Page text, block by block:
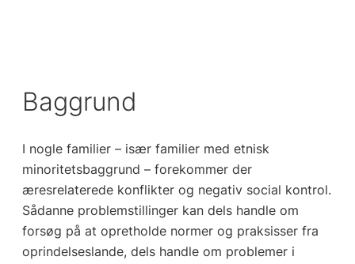
Baggrund
I nogle familier – især familier med etnisk
minoritetsbaggrund – forekommer der
æresrelaterede konflikter og negativ social kontrol.
Sådanne problemstillinger kan dels handle om
forsøg på at opretholde normer og praksisser fra
oprindelseslande, dels handle om problemer i